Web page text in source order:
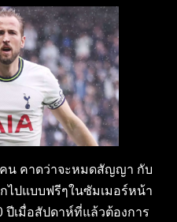
น คาดว่าจะหมดสัญญา กับ
ปแบบฟรีๆในซัมเมอร์หน้า
ปีเมื่อสัปดาห์ที่แล้วต้องการ